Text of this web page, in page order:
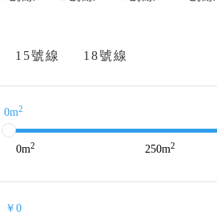
15號線 18號線
0m2
0m2 250m2
￥0